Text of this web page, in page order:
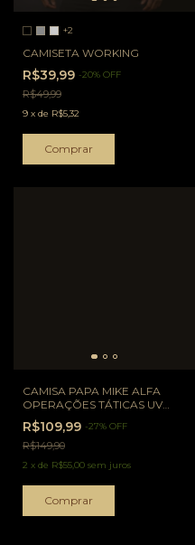
+2
CAMISETA WORKING
R$39,99 -20% OFF
R$49,99
9 x de R$5,32
Comprar
CAMISA PAPA MIKE ALFA
OPERAÇÕES TÁTICAS UV
FPS50+
R$109,99 -27% OFF
R$149,90
2 x de R$55,00 sem juros
Comprar